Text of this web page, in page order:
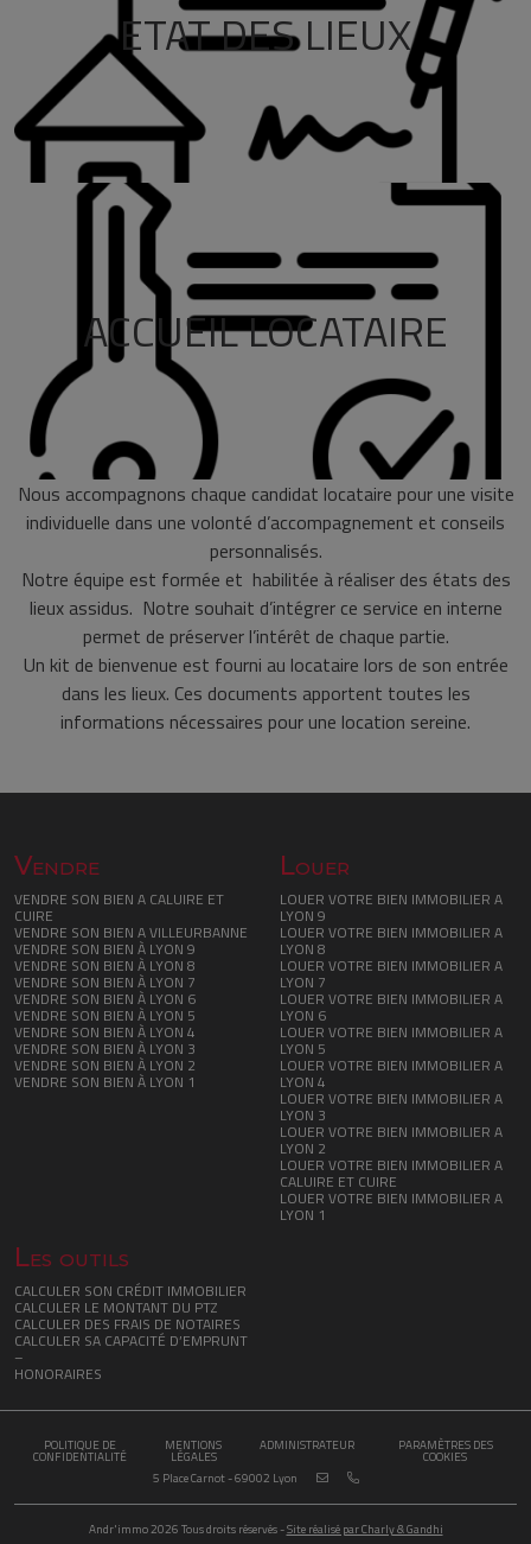
ETAT DES LIEUX
ACCUEIL LOCATAIRE
Nous accompagnons chaque candidat locataire pour une visite
individuelle dans une volonté d’accompagnement et conseils
personnalisés.
Notre équipe est formée et habilitée à réaliser des états des
lieux assidus. Notre souhait d’intégrer ce service en interne
permet de préserver l’intérêt de chaque partie.
Un kit de bienvenue est fourni au locataire lors de son entrée
dans les lieux. Ces documents apportent toutes les
informations nécessaires pour une location sereine.
Vendre
VENDRE SON BIEN A CALUIRE ET
CUIRE
VENDRE SON BIEN A VILLEURBANNE
VENDRE SON BIEN À LYON 9
VENDRE SON BIEN À LYON 8
VENDRE SON BIEN À LYON 7
VENDRE SON BIEN À LYON 6
VENDRE SON BIEN À LYON 5
VENDRE SON BIEN À LYON 4
VENDRE SON BIEN À LYON 3
VENDRE SON BIEN À LYON 2
VENDRE SON BIEN À LYON 1
Louer
LOUER VOTRE BIEN IMMOBILIER A
LYON 9
LOUER VOTRE BIEN IMMOBILIER A
LYON 8
LOUER VOTRE BIEN IMMOBILIER A
LYON 7
LOUER VOTRE BIEN IMMOBILIER A
LYON 6
LOUER VOTRE BIEN IMMOBILIER A
LYON 5
LOUER VOTRE BIEN IMMOBILIER A
LYON 4
LOUER VOTRE BIEN IMMOBILIER A
LYON 3
LOUER VOTRE BIEN IMMOBILIER A
LYON 2
LOUER VOTRE BIEN IMMOBILIER A
CALUIRE ET CUIRE
LOUER VOTRE BIEN IMMOBILIER A
LYON 1
Les outils
CALCULER SON CRÉDIT IMMOBILIER
CALCULER LE MONTANT DU PTZ
CALCULER DES FRAIS DE NOTAIRES
CALCULER SA CAPACITÉ D’EMPRUNT
–
HONORAIRES
POLITIQUE DE
CONFIDENTIALITÉ
MENTIONS
LÉGALES
ADMINISTRATEUR PARAMÈTRES DES
COOKIES
5 Place Carnot - 69002 Lyon
Andr'immo 2026 Tous droits réservés -Site réalisé par Charly & Gandhi